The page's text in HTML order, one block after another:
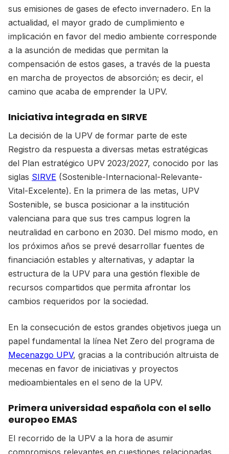
sus emisiones de gases de efecto invernadero. En la
actualidad, el mayor grado de cumplimiento e
implicación en favor del medio ambiente corresponde
a la asunción de medidas que permitan la
compensación de estos gases, a través de la puesta
en marcha de proyectos de absorción; es decir, el
camino que acaba de emprender la UPV.
Iniciativa integrada en SIRVE
La decisión de la UPV de formar parte de este
Registro da respuesta a diversas metas estratégicas
del Plan estratégico UPV 2023/2027, conocido por las
siglas SIRVE (Sostenible-Internacional-Relevante-
Vital-Excelente). En la primera de las metas, UPV
Sostenible, se busca posicionar a la institución
valenciana para que sus tres campus logren la
neutralidad en carbono en 2030. Del mismo modo, en
los próximos años se prevé desarrollar fuentes de
financiación estables y alternativas, y adaptar la
estructura de la UPV para una gestión flexible de
recursos compartidos que permita afrontar los
cambios requeridos por la sociedad.
En la consecución de estos grandes objetivos juega un
papel fundamental la línea Net Zero del programa de
Mecenazgo UPV, gracias a la contribución altruista de
mecenas en favor de iniciativas y proyectos
medioambientales en el seno de la UPV.
Primera universidad española con el sello
europeo EMAS
El recorrido de la UPV a la hora de asumir
compromisos relevantes en cuestiones relacionadas